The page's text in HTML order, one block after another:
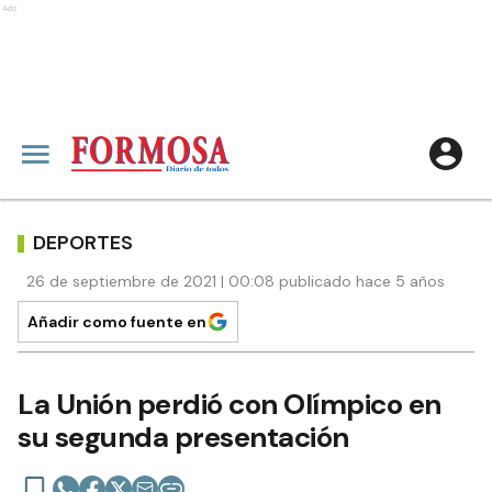
Ads
DEPORTES
26 de septiembre de 2021 | 00:08 publicado hace 5 años
Añadir como fuente en
La Unión perdió con Olímpico en
su segunda presentación